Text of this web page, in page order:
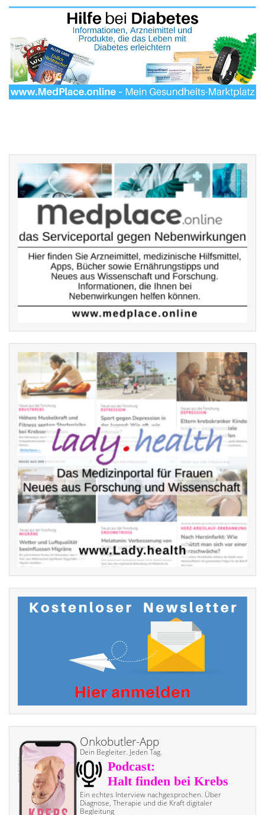
Onkobutler-App
Dein Begleiter. Jeden Tag.
Ein echtes Interview nach­gesprochen. Über
Diagnose, Therapie und die Kraft digitaler
Begleitung